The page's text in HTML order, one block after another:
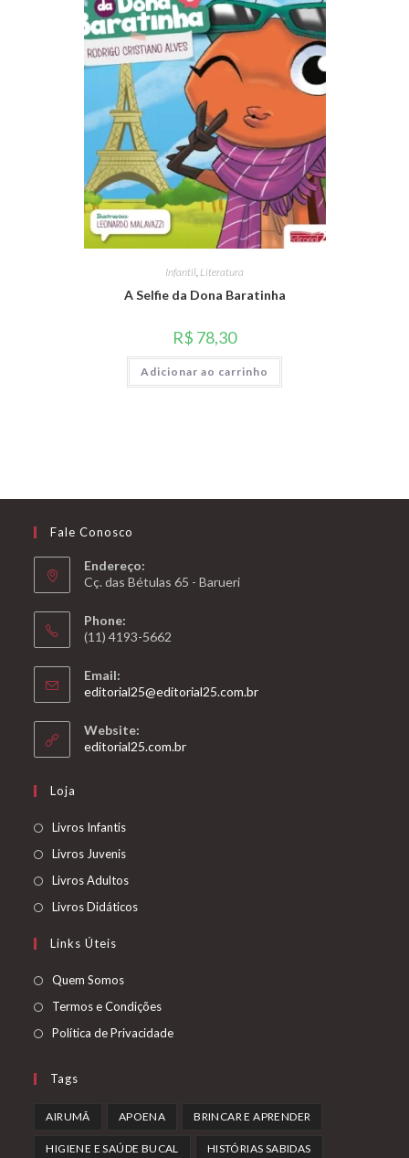
Infantil Literatura
A Selfie da Dona Baratinha
R$ 78,30
Adicionar ao carrinho
Fale Conosco
Endereço:
Cç. das Bétulas 65 - Barueri
Phone:
(11) 4193-5662
Email:
editorial25@editorial25.com.brAbre
Website:
editorial25.com.brAbre
Loja
Livros InfantisAbre
Livros JuvenisAbre
em
Livros AdultosAbre
em
Livros DidáticosAbre
Links Úteis
Quem SomosAbre
em
Termos e CondiçõesAbre
em
Política de PrivacidadeAbre
Tags
AIRUMÃ APOENA BRINCAR E APRENDER
HIGIENE E SAÚDE BUCAL HISTÓRIAS SABIDAS